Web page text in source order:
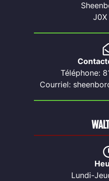
J0X
Téléphone:
Courriel:
Lundi-